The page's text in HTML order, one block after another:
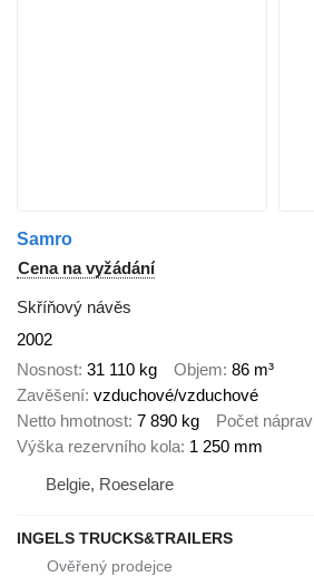
Samro
Cena na vyžádání
Skříňový návěs
2002
Nosnost 31 110 kg Objem 86 m³
Zavěšení vzduchové/vzduchové
Netto hmotnost 7 890 kg Počet náprav
Výška rezervního kola 1 250 mm
Belgie, Roeselare
INGELS TRUCKS&TRAILERS